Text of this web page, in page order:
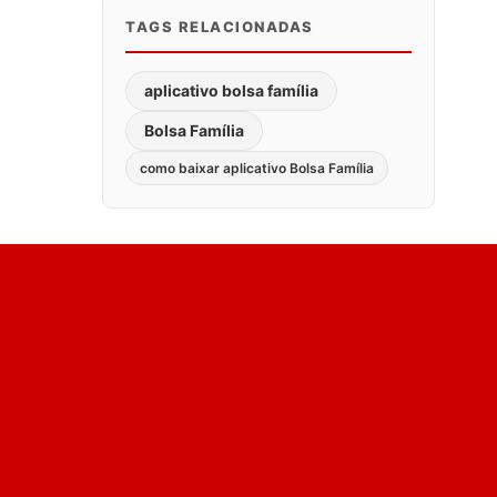
TAGS RELACIONADAS
aplicativo bolsa família
Bolsa Família
como baixar aplicativo Bolsa Família